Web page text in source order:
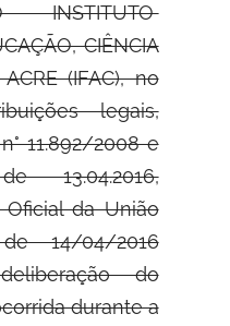
INSTITUTO
CIÊNCIA
(IFAC), no
legais,
11.892/2008 e
13.04.2016,
da União
14/04/2016
do
durante a